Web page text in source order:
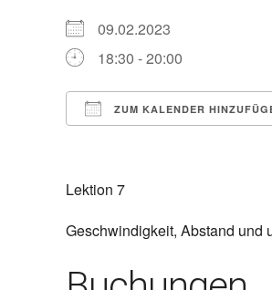
09.02.2023
18:30 - 20:00
ZUM KALENDER
Lektion 7
Geschwindigkeit, Abstand und